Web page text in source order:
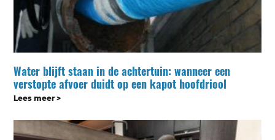
Water blijft staan in de achtertuin: wanneer een
verstopte afvoer duidt op een kapot hoofdriool
Lees meer >